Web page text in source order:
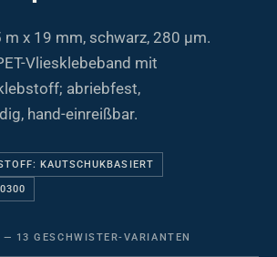
x 19 mm, schwarz, 280 µm.
Vliesklebeband mit
abriebfest,
hand-einreißbar.
KAUTSCHUKBASIERT
— 13 GESCHWISTER-VARIANTEN